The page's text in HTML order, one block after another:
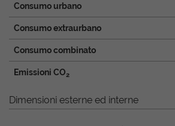
Consumo urbano
Consumo extraurbano
Consumo combinato
Emissioni CO2
Dimensioni esterne ed interne